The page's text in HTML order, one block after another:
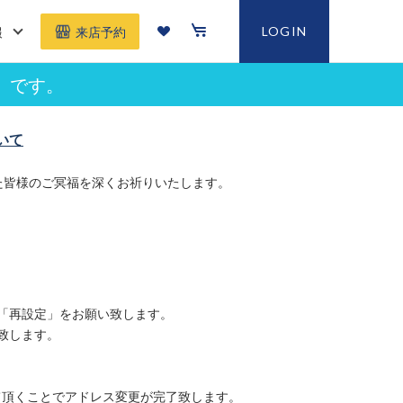
来店予約 LOGIN
す。
て
様のご冥福を深くお祈りいたします。
設定」をお願い致します。
ます。
ことでアドレス変更が完了致します。